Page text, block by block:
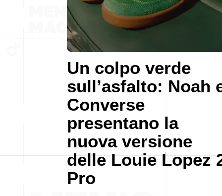
Un colpo verde
sull’asfalto: Noah
Converse
presentano la
nuova versione
delle Louie Lopez
Pro